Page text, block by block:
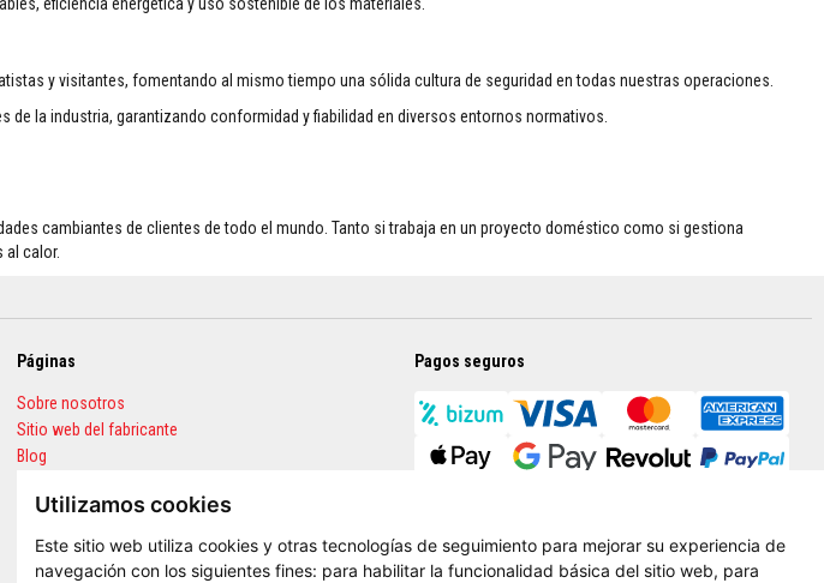
Utilizamos cookies
Este sitio web utiliza cookies y otras tecnologías de seguimiento para mejorar su experiencia de
navegación con los siguientes fines: para habilitar la funcionalidad básica del sitio web, para
y visitantes, fomentando al mismo tiempo una sólida cultura de seguridad en todas nuestras operaciones.
la industria, garantizando conformidad y fiabilidad en diversos entornos normativos.
cambiantes de clientes de todo el mundo. Tanto si trabaja en un proyecto doméstico como si gestiona
calor.
Páginas
Sobre nosotros
Sitio web del fabricante
Blog
Calculadora de cantidades
Pagos seguros